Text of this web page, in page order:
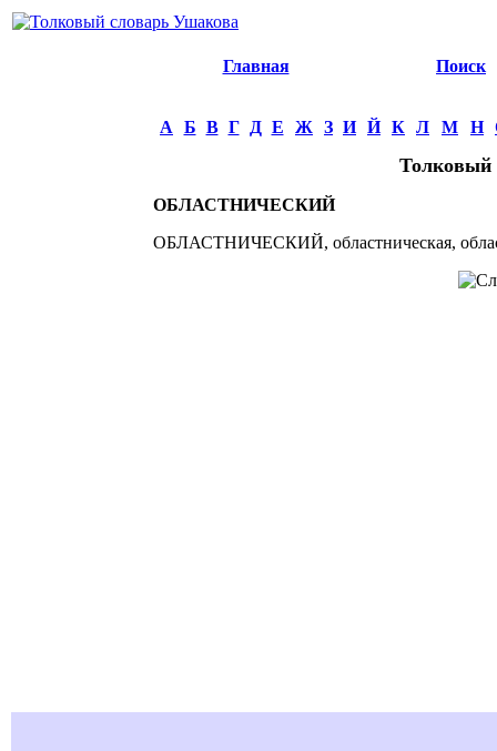
Главная Поиск
А Б В Г Д Е Ж З И Й К Л М Н
Толковый
ОБЛАСТНИЧЕСКИЙ
ОБЛАСТНИЧЕСКИЙ, областническая,